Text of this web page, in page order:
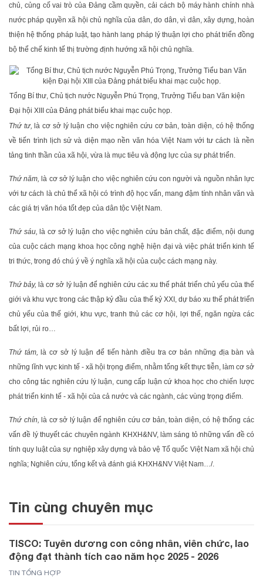
chủ, củng cố vai trò của Đảng cầm quyền, cải cách bộ máy hành chính nhà
nước pháp quyền xã hội chủ nghĩa của dân, do dân, vì dân, xây dựng, hoàn
thiện hệ thống pháp luật, tạo hành lang pháp lý thuận lợi cho phát triển đồng
bộ thể chế kinh tế thị trường định hướng xã hội chủ nghĩa.
Tổng Bí thư, Chủ tịch nước Nguyễn Phú Trọng, Trưởng Tiểu ban Văn kiện
Đại hội XIII của Đảng phát biểu khai mạc cuộc họp.
Thứ tư, là cơ sở lý luận cho việc nghiên cứu cơ bản, toàn diện, có hệ thống
về tiến trình lịch sử và diện mạo nền văn hóa Việt Nam với tư cách là nền
tảng tinh thần của xã hội, vừa là mục tiêu và động lực của sự phát triển.
Thứ năm, là cơ sở lý luận cho việc nghiên cứu con người và nguồn nhân lực
với tư cách là chủ thể xã hội có trình độ học vấn, mang đậm tính nhân văn và
các giá trị văn hóa tốt đẹp của dân tộc Việt Nam.
Thứ sáu, là cơ sở lý luận cho việc nghiên cứu bản chất, đặc điểm, nội dung
của cuộc cách mạng khoa học công nghệ hiện đại và việc phát triển kinh tế
tri thức, trong đó chú ý về ý nghĩa xã hội của cuộc cách mạng này.
Thứ bảy, là cơ sở lý luận để nghiên cứu các xu thế phát triển chủ yếu của thế
giới và khu vực trong các thập kỷ đầu của thế kỷ XXI, dự báo xu thế phát triển
chủ yếu của thế giới, khu vực, tranh thủ các cơ hội, lợi thế, ngăn ngừa các
bất lợi, rủi ro…
Thứ tám, là cơ sở lý luận để tiến hành điều tra cơ bản những địa bàn và
những lĩnh vực kinh tế - xã hội trọng điểm, nhằm tổng kết thực tiễn, làm cơ sở
cho công tác nghiên cứu lý luận, cung cấp luận cứ khoa học cho chiến lược
phát triển kinh tế - xã hội của cả nước và các ngành, các vùng trọng điểm.
Thứ chín, là cơ sở lý luận để nghiên cứu cơ bản, toàn diện, có hệ thống các
vấn đề lý thuyết các chuyên ngành KHXH&NV, làm sáng tỏ những vấn đề có
tính quy luật của sự nghiệp xây dựng và bảo vệ Tổ quốc Việt Nam xã hội chủ
nghĩa; Nghiên cứu, tổng kết và đánh giá KHXH&NV Việt Nam…/.
Tin cùng chuyên mục
TISCO: Tuyên dương con công nhân, viên chức, lao
động đạt thành tích cao năm học 2025 - 2026
TIN TỔNG HỢP